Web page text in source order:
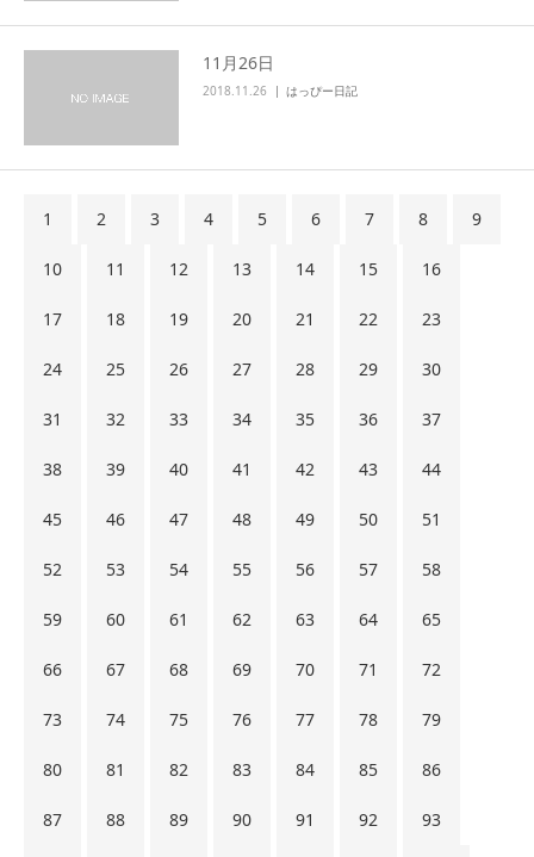
11月26日
2018.11.26 はっぴー日記
1 2 3 4 5 6 7 8 9
10 11 12 13 14 15 16
17 18 19 20 21 22 23
24 25 26 27 28 29 30
31 32 33 34 35 36 37
38 39 40 41 42 43 44
45 46 47 48 49 50 51
52 53 54 55 56 57 58
59 60 61 62 63 64 65
66 67 68 69 70 71 72
73 74 75 76 77 78 79
80 81 82 83 84 85 86
87 88 89 90 91 92 93